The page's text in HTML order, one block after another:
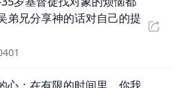
弟兄分享神的话对自己的提